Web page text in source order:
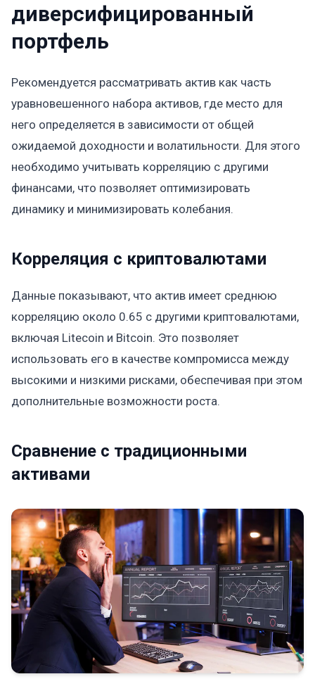
диверсифицированный
портфель
Рекомендуется рассматривать актив как часть
уравновешенного набора активов, где место для
него определяется в зависимости от общей
ожидаемой доходности и волатильности. Для этого
необходимо учитывать корреляцию с другими
финансами, что позволяет оптимизировать
динамику и минимизировать колебания.
Корреляция с криптовалютами
Данные показывают, что актив имеет среднюю
корреляцию около 0.65 с другими криптовалютами,
включая Litecoin и Bitcoin. Это позволяет
использовать его в качестве компромисса между
высокими и низкими рисками, обеспечивая при этом
дополнительные возможности роста.
Сравнение с традиционными
активами